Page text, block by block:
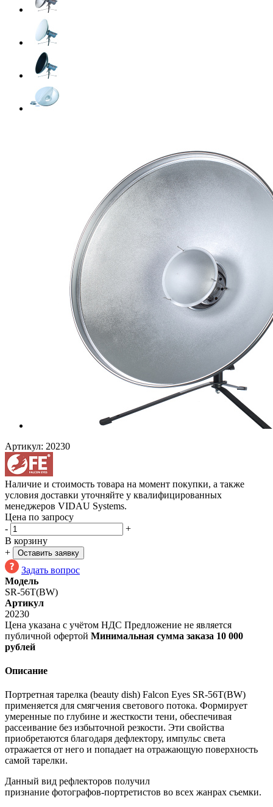
Артикул: 20230
Наличие и стоимость товара на момент покупки, а также
условия доставки уточняйте у квалифицированных
менеджеров VIDAU Systems.
Цена по запросу
-
+
В корзину
+
Оставить заявку
Задать вопрос
Модель
SR-56T(BW)
Артикул
20230
Цена указана с учётом НДС Предложение не является
публичной офертой Минимальная сумма заказа 10 000
рублей
Описание
Портретная тарелка (beauty dish) Falcon Eyes SR-56T(BW)
применяется для смягчения светового потока. Формирует
умеренные по глубине и жесткости тени, обеспечивая
рассеивание без избыточной резкости. Эти свойства
приобретаются благодаря дефлектору, импульс света
отражается от него и попадает на отражающую поверхность
самой тарелки.
Данный вид рефлекторов получил
признание фотографов-портретистов во всех жанрах съемки.